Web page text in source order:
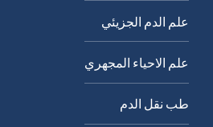
علم الدم الجزيئي
علم الاحياء المجهري
طب نقل الدم